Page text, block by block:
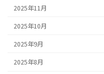
2025年11月
2025年10月
2025年9月
2025年8月